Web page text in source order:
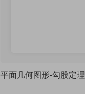
平面几何图形-勾股定理